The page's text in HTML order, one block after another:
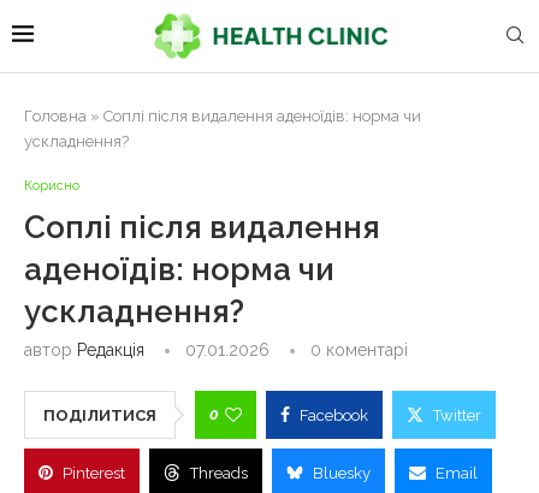
Головна » Соплі після видалення аденоїдів: норма чи
ускладнення?
Корисно
Соплі після видалення
аденоїдів: норма чи
ускладнення?
автор Редакція 07.01.2026 0 коментарі
ПОДІЛИТИСЯ 0 Facebook Twitter
Pinterest Threads Bluesky Email